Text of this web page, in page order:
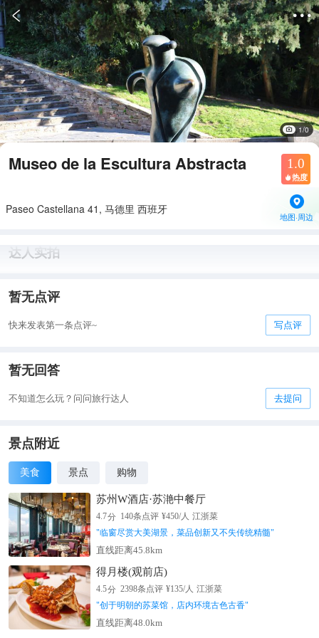
 
1/0
Museo de la Escultura Abstracta 1.0
 热度
Paseo Castellana 41, 马德里 西班牙
地图·周边
达人实拍
暂无点评
快来发表第一条点评~ 写点评
暂无回答
不知道怎么玩？问问旅行达人 去提问
景点附近
美食 景点 购物
苏州W酒店·苏滟中餐厅
4.7分 140条点评 ¥450/人 江浙菜
"临窗尽赏大美湖景，菜品创新又不失传统精髓"
直线距离45.8km
得月楼(观前店)
4.5分 2398条点评 ¥135/人 江浙菜
"创于明朝的苏菜馆，店内环境古色古香"
直线距离48.0km